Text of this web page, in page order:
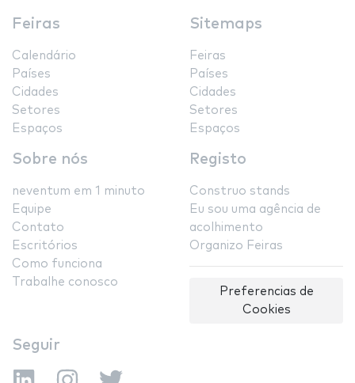
Feiras
Calendário
Países
Cidades
Setores
Espaços
Sitemaps
Feiras
Países
Cidades
Setores
Espaços
Sobre nós
neventum em 1 minuto
Equipe
Contato
Escritórios
Como funciona
Trabalhe conosco
Registo
Construo stands
Eu sou uma agência de
acolhimento
Organizo Feiras
Preferencias de
Cookies
Seguir